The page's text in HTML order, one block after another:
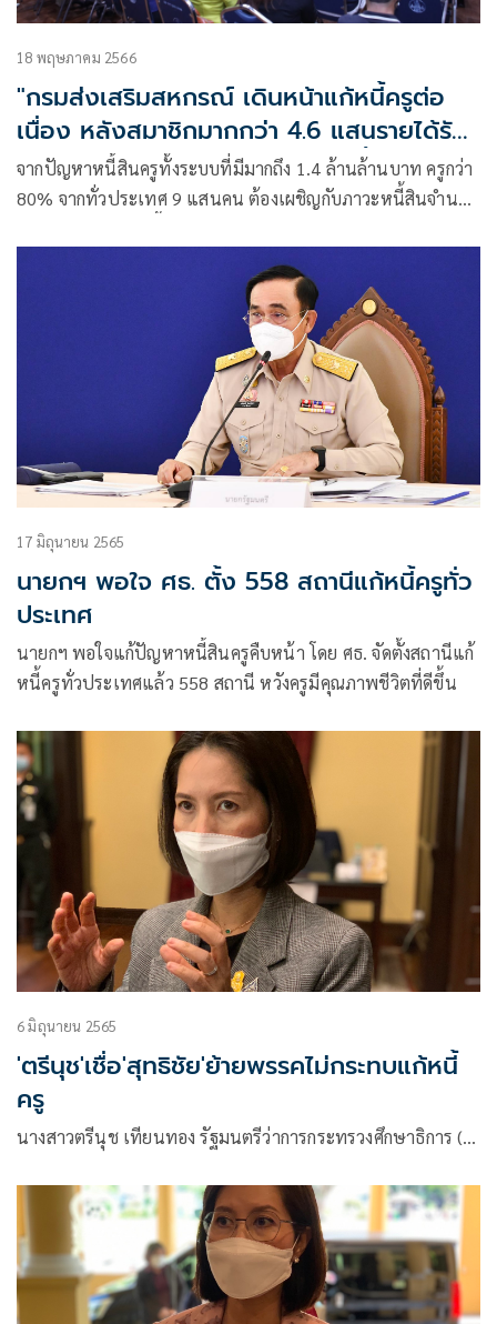
18 พฤษภาคม 2566
"กรมส่งเสริมสหกรณ์ เดินหน้าแก้หนี้ครูต่อ
เนื่อง หลังสมาชิกมากกว่า 4.6 แสนรายได้รับ
ประโยชน์ หลังสหกรณ์ฯ ลดดอกเบี้ยเงินกู้"
จากปัญหาหนี้สินครูทั้งระบบที่มีมากถึง 1.4 ล้านล้านบาท ครูกว่า
80% จากทั่วประเทศ 9 แสนคน ต้องเผชิญกับภาวะหนี้สินจำนวน
แสนล้านบาท คิดเป็น 64% รองลงมา ธนาคารออมสิน 3.49
17 มิถุนายน 2565
นายกฯ พอใจ ศธ. ตั้ง 558 สถานีแก้หนี้ครูทั่ว
ประเทศ
นายกฯ พอใจแก้ปัญหาหนี้สินครูคืบหน้า โดย ศธ. จัดตั้งสถานีแก้
หนี้ครูทั่วประเทศแล้ว 558 สถานี หวังครูมีคุณภาพชีวิตที่ดีขึ้น
6 มิถุนายน 2565
'ตรีนุช'เชื่อ'สุทธิชัย'ย้ายพรรคไม่กระทบแก้หนี้
ครู
นางสาวตรีนุช เทียนทอง รัฐมนตรีว่าการกระทรวงศึกษาธิการ (…